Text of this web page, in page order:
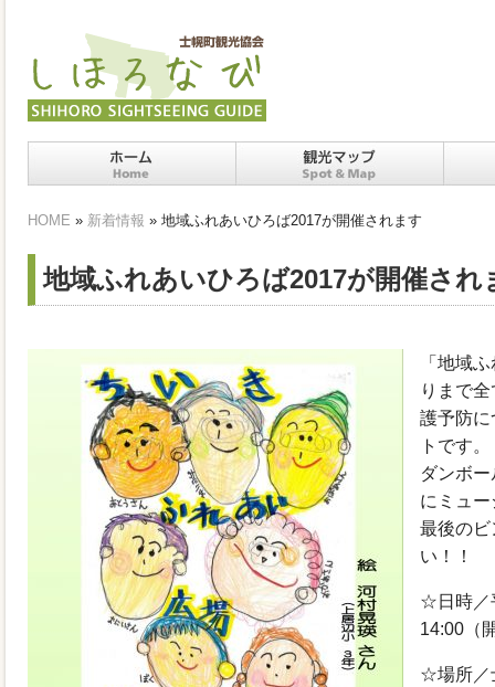
ト・マップ
HOME » 新着情報 » 地域ふれあいひろば2017が開催されます
地域ふれあいひろば2017が開催され
「地域
りまで
護予防に
トです。
ダンボ
にミュ
最後のビ
い！！
☆日時／
14:00（
☆場所／